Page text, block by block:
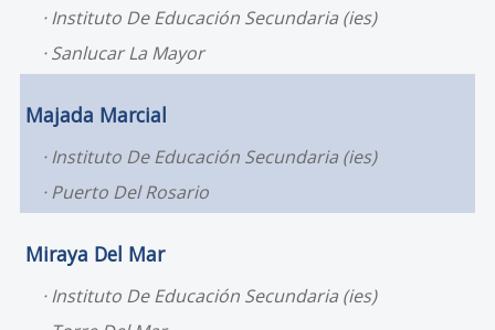
Instituto De Educación Secundaria (ies)
Sanlucar La Mayor
Majada Marcial
Instituto De Educación Secundaria (ies)
Puerto Del Rosario
Miraya Del Mar
Instituto De Educación Secundaria (ies)